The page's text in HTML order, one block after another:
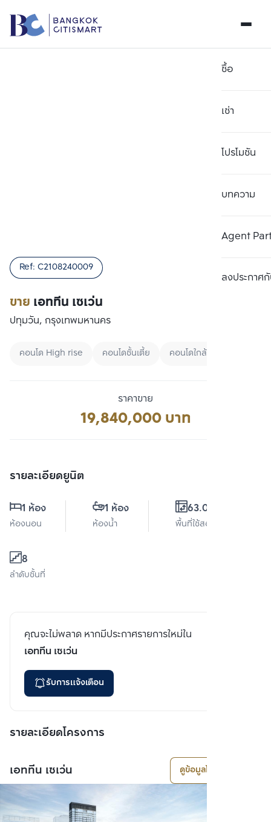
ซื้อ
เช่า
โปรโมชัน
บทความ
Agent
ลงประกาศกั
ขาย เอททีน เซเว่น
Ref: C2108240009
ปทุมวัน, กรุงเทพมหานคร
คอนโด High rise คอนโดชั้นเตี้ย คอนโดใกล้ BRT
ราคาขาย
19,840,000 บาท
รายละเอียดยูนิต
1 ห้อง
ห้องนอน
1 ห้อง
ห้องน้ำ
63.09 ตร.ม.
พื้นที่ใช้สอย
8
ลำดับชั้นที่
คุณจะไม่พลาด หากมีประกาศรายการใหม่ใน
เอททีน เซเว่น
รับการแจ้งเตือน
รายละเอียดโครงการ
เอททีน เซเว่น ดูข้อมูลโครงการ
เปรียบเทียบ